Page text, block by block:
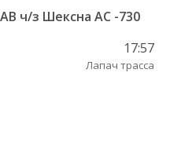
ч/з Шексна АC -730
17:57
Лапач трасса